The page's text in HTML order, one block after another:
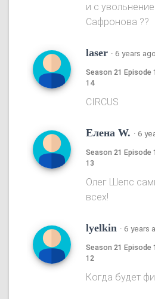
и с
Сафронова ??
laser · 6 years ago
Season 21 Episode
14
CIRCUS
Елена W. · 6
Season 21 Episode
13
Олег Шепс
всех!
lyelkin · 6 years
Season 21 Episode
12
Когда будет